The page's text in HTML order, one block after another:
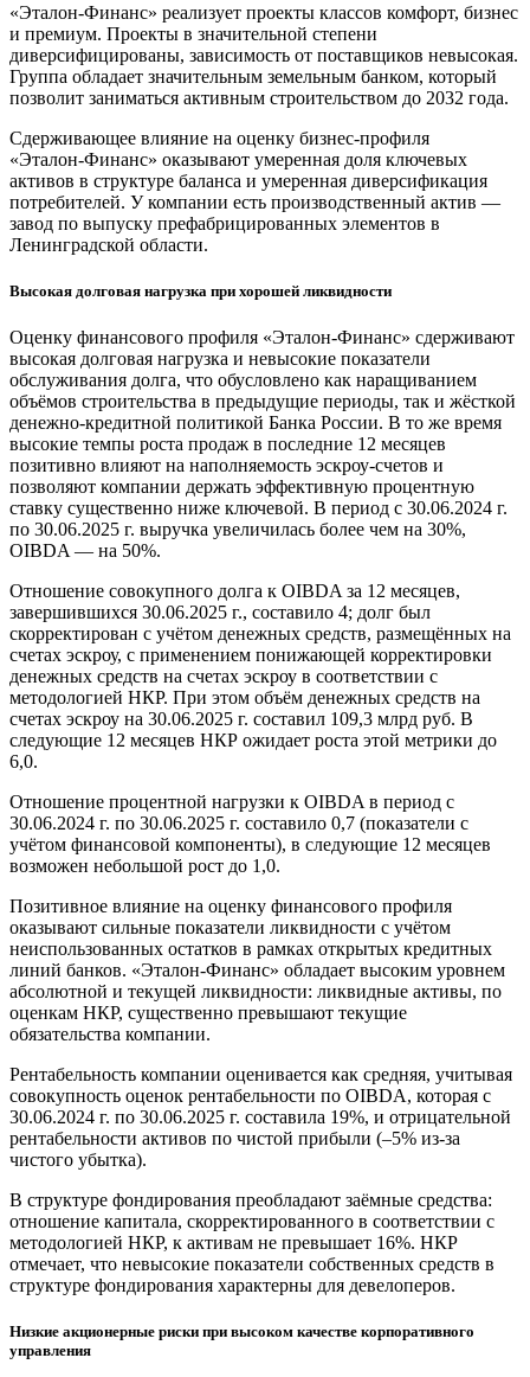
«Эталон‑Финанс» реализует проекты классов комфорт, бизнес
и премиум. Проекты в значительной степени
диверсифицированы, зависимость от поставщиков невысокая.
Группа обладает значительным земельным банком, который
позволит заниматься активным строительством до 2032 года.
Сдерживающее влияние на оценку бизнес-профиля
«Эталон‑Финанс» оказывают умеренная доля ключевых
активов в структуре баланса и умеренная диверсификация
потребителей. У компании есть производственный актив —
завод по выпуску префабрицированных элементов в
Ленинградской области.
Высокая долговая нагрузка при хорошей ликвидности
Оценку финансового профиля «Эталон-Финанс» сдерживают
высокая долговая нагрузка и невысокие показатели
обслуживания долга, что обусловлено как наращиванием
объёмов строительства в предыдущие периоды, так и жёсткой
денежно-кредитной политикой Банка России. В то же время
высокие темпы роста продаж в последние 12 месяцев
позитивно влияют на наполняемость эскроу-счетов и
позволяют компании держать эффективную процентную
ставку существенно ниже ключевой. В период с 30.06.2024 г.
по 30.06.2025 г. выручка увеличилась более чем на 30%,
OIBDA — на 50%.
Отношение совокупного долга к OIBDA за 12 месяцев,
завершившихся 30.06.2025 г., составило 4; долг был
скорректирован с учётом денежных средств, размещённых на
счетах эскроу, с применением понижающей корректировки
денежных средств на счетах эскроу в соответствии с
методологией НКР. При этом объём денежных средств на
счетах эскроу на 30.06.2025 г. составил 109,3 млрд руб. В
следующие 12 месяцев НКР ожидает роста этой метрики до
6,0.
Отношение процентной нагрузки к OIBDA в период с
30.06.2024 г. по 30.06.2025 г. составило 0,7 (показатели с
учётом финансовой компоненты), в следующие 12 месяцев
возможен небольшой рост до 1,0.
Позитивное влияние на оценку финансового профиля
оказывают сильные показатели ликвидности с учётом
неиспользованных остатков в рамках открытых кредитных
линий банков. «Эталон-Финанс» обладает высоким уровнем
абсолютной и текущей ликвидности: ликвидные активы, по
оценкам НКР, существенно превышают текущие
обязательства компании.
Рентабельность компании оценивается как средняя, учитывая
совокупность оценок рентабельности по OIBDA, которая с
30.06.2024 г. по 30.06.2025 г. составила 19%, и отрицательной
рентабельности активов по чистой прибыли (–5% из-за
чистого убытка).
В структуре фондирования преобладают заёмные средства:
отношение капитала, скорректированного в соответствии с
методологией НКР, к активам не превышает 16%. НКР
отмечает, что невысокие показатели собственных средств в
структуре фондирования характерны для девелоперов.
Низкие акционерные риски при высоком качестве корпоративного
управления